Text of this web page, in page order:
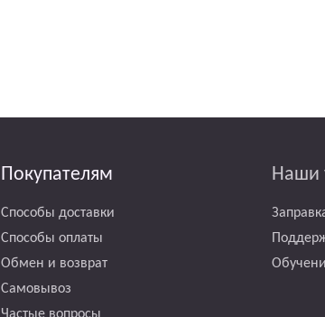
Покупателям
Способы доставки
Способы оплаты
Обмен и возврат
Самовывоз
Наши